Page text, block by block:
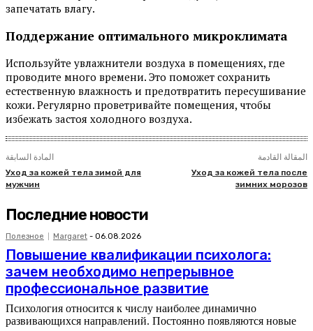
запечатать влагу.
Поддержание оптимального микроклимата
Используйте увлажнители воздуха в помещениях, где
проводите много времени. Это поможет сохранить
естественную влажность и предотвратить пересушивание
кожи. Регулярно проветривайте помещения, чтобы
избежать застоя холодного воздуха.
المادة السابقة
Уход за кожей тела зимой для
мужчин
المقالة القادمة
Уход за кожей тела после
зимних морозов
Последние новости
Полезное Margaret - 06.08.2026
Повышение квалификации психолога:
зачем необходимо непрерывное
профессиональное развитие
Психология относится к числу наиболее динамично
развивающихся направлений. Постоянно появляются новые